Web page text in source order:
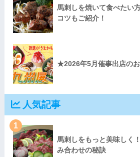
馬刺しを焼いて食べたい
コツもご紹介！
★2026年5月催事出店の
人気記事
1
馬刺しをもっと美味しく
み合わせの秘訣